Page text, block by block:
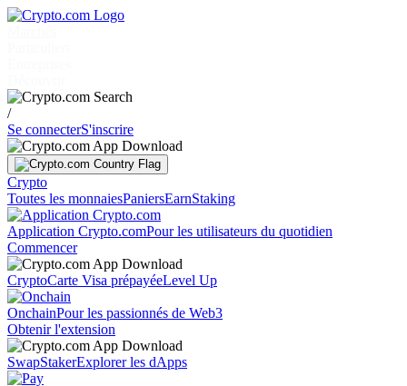
/
Se connecterS'inscrire
Crypto
Toutes les monnaiesPaniersEarnStaking
Application Crypto.comPour les utilisateurs du quotidien
Commencer
CryptoCarte Visa prépayéeLevel Up
OnchainPour les passionnés de Web3
Obtenir l'extension
SwapStakerExplorer les dApps